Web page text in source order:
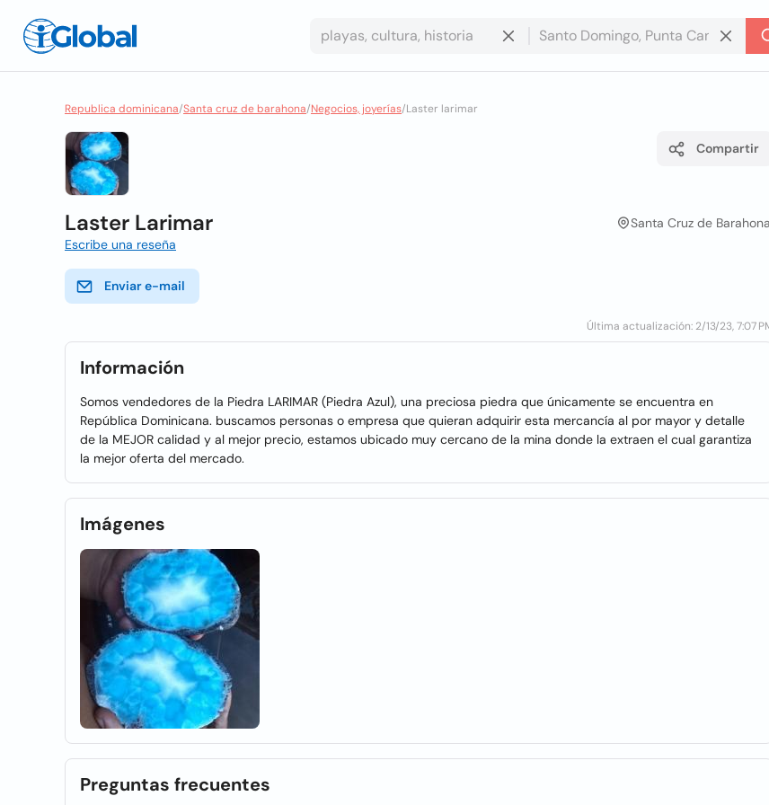
Republica dominicana/Santa cruz de barahona/Negocios, joyerías/Laster larimar
Compartir
Laster Larimar
Santa Cruz de
Escribe una reseña
Enviar e-mail
Última actualización: 2/13/23, 7:07
Información
Somos vendedores de la Piedra LARIMAR (Piedra Azul), una preciosa piedra que únicamente se encuentra en
República Dominicana. buscamos personas o empresa que quieran adquirir esta mercancía al por mayor y detalle
de la MEJOR calidad y al mejor precio, estamos ubicado muy cercano de la mina donde la extraen el cual garantiza
la mejor oferta del mercado.
Imágenes
Preguntas frecuentes